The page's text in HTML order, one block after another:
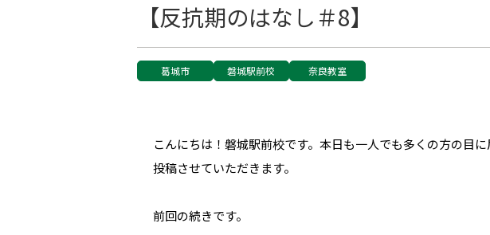
【反抗期のはなし＃8】
葛城市 磐城駅前校 奈良教室
こんにちは！磐城駅前校です。本日も一人でも多くの方の目に
投稿させていただきます。
前回の続きです。